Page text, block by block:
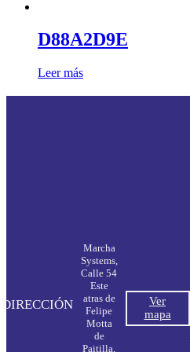
D88A2D9E
Leer más
DIRECCIÓN
Marcha
Systems,
Calle 54
Este
atras de
Felipe
Motta
de
Paitilla,
Ver
mapa